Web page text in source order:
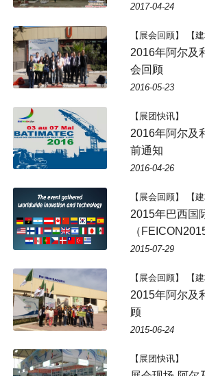
2017-04-24
【展会回顾】 【建
2016年阿尔及
会回顾
2016-05-23
【展团快讯】
2016年阿尔及
前通知
2016-04-26
【展会回顾】 【建
2015年巴西国
（
2015-07-29
【展会回顾】 【建
2015年阿尔及
顾
2015-06-24
【展团快讯】